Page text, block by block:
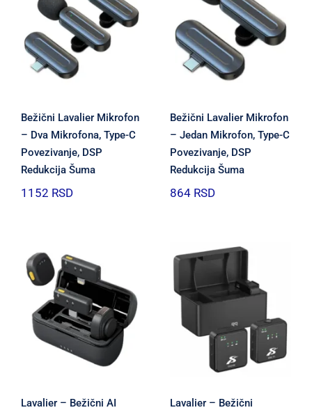
Bežični Lavalier Mikrofon
– Dva Mikrofona, Type-C
Povezivanje, DSP
Redukcija Šuma
1152 RSD
Bežični Lavalier Mikrofon
– Jedan Mikrofon, Type-C
Povezivanje, DSP
Redukcija Šuma
864 RSD
Lavalier – Bežični AI
Lavalier – Bežični